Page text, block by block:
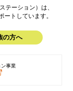
テーション）は、
ートしています。
の方へ
事業